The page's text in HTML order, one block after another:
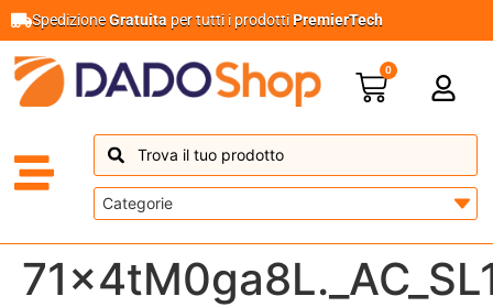
SpedizioneGratuita per tutti i prodottiPremierTech
0